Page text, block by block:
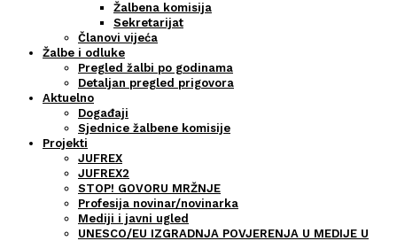
Žalbena komisija
Sekretarijat
Članovi vijeća
Žalbe i odluke
Pregled žalbi po godinama
Detaljan pregled prigovora
Aktuelno
Događaji
Sjednice žalbene komisije
Projekti
JUFREX
JUFREX2
STOP! GOVORU MRŽNJE
Profesija novinar/novinarka
Mediji i javni ugled
UNESCO/EU IZGRADNJA POVJERENJA U MEDIJE U